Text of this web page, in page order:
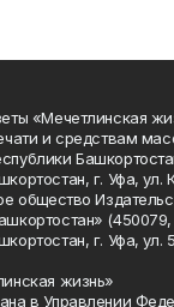
«Мечетлинская
и средствам
г. Уфа, ул.
общество
(450079,
г. Уфа, ул.
жизнь»
в Управлении